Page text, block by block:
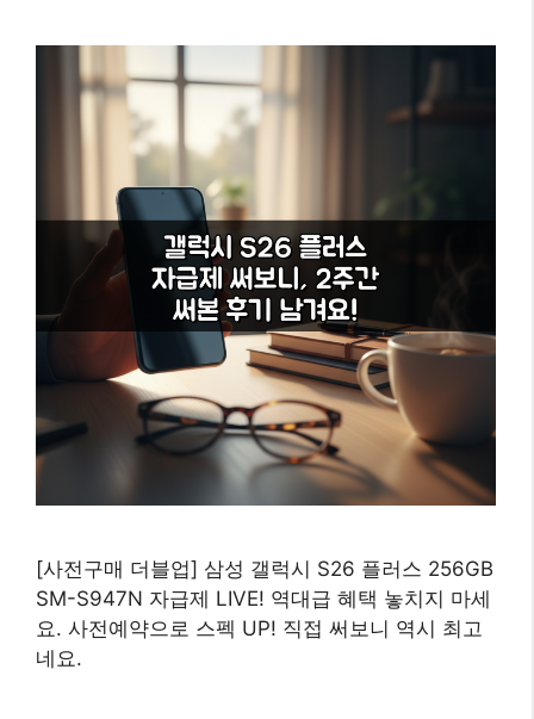
[사전구매 더블업] 삼성 갤럭시 S26 플러스 256GB
SM-S947N 자급제 LIVE! 역대급 혜택 놓치지 마세
요. 사전예약으로 스펙 UP! 직접 써보니 역시 최고
네요.